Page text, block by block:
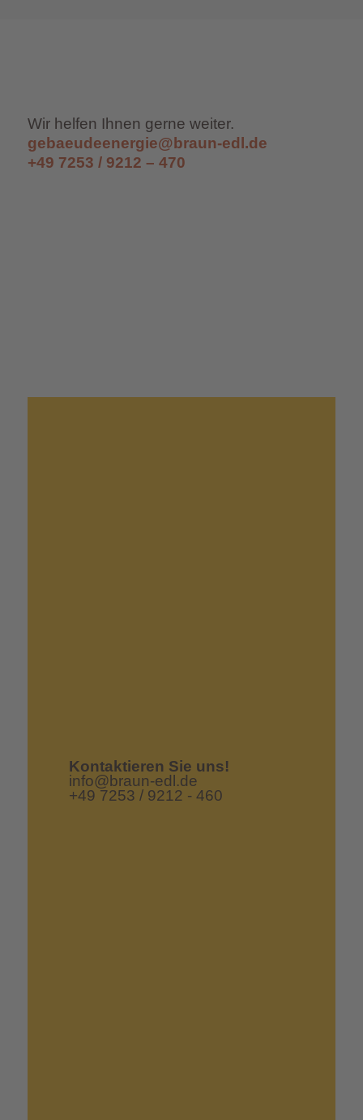
Wir helfen Ihnen gerne weiter.
gebaeudeenergie@braun-edl.de
+49 7253 / 9212 – 470
Kontaktieren Sie uns!
info@braun-edl.de
+49 7253 / 9212 - 460